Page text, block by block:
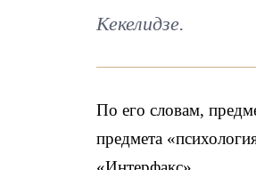
Кекелидзе.
По его словам,
предмета